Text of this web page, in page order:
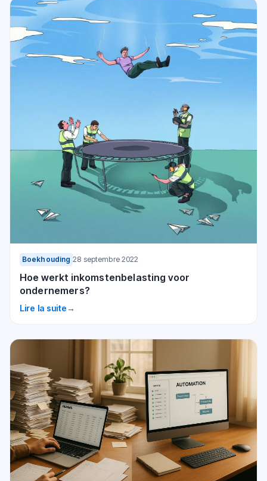
Boekhouding 28 septembre 2022
Hoe werkt inkomstenbelasting voor
ondernemers?
Lire la suite→